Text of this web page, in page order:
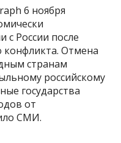
6 ноября
с России после
конфликта. Отмена
странам
российскому
государства
от
СМИ.